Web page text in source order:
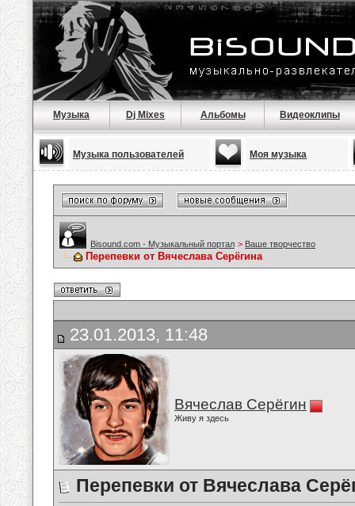
Музыка Dj Mixes Альбомы Видеоклипы
Музыка пользователей Моя музыка
Bisound.com - Музыкальный портал > Ваше творчество
Перепевки от Вячеслава Серёгина
23.01.2013, 11:48
Вячеслав Серёгин
Живу я здесь
Перепевки от Вячеслава